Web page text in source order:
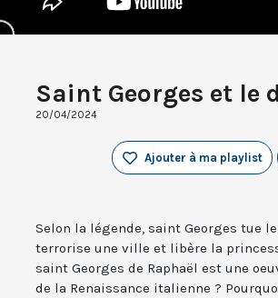
Saint Georges et le
20/04/2024
Ajouter à ma playlist
Selon la légende, saint Georges tue
terrorise une ville et libère la
saint Georges de Raphaël est une
de la Renaissance italienne ?